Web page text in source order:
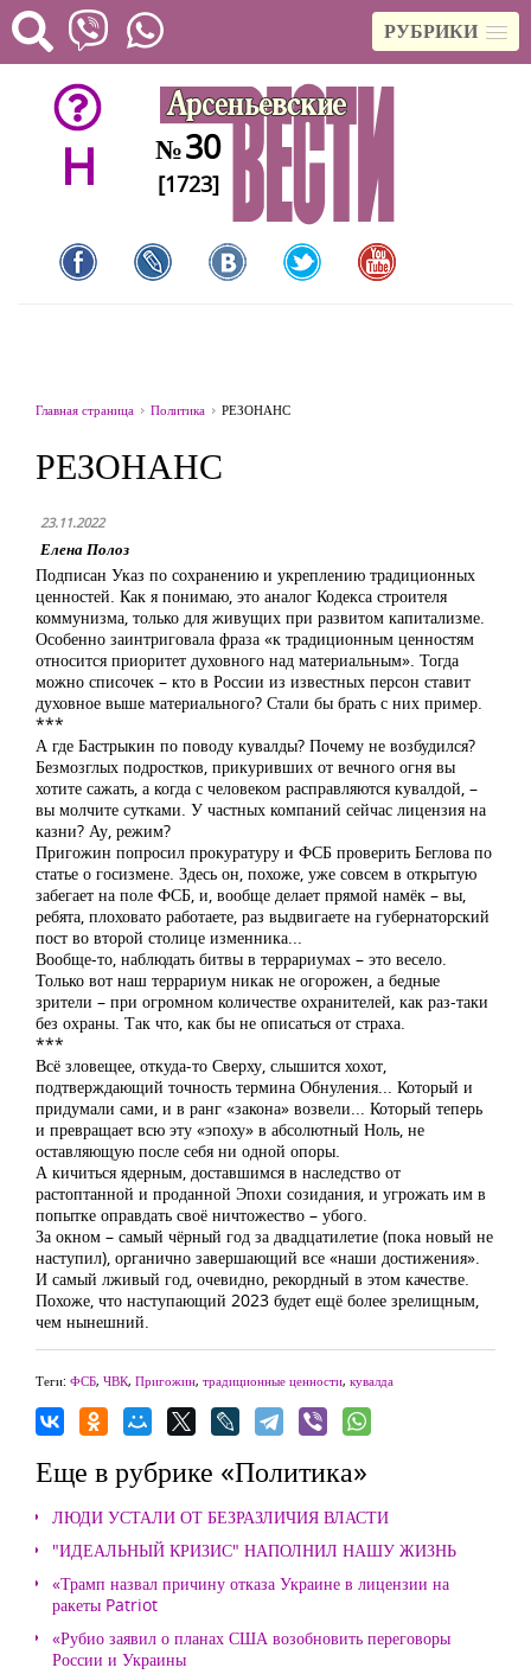
РУБРИКИ
H №30
[1723]
Главная страница Политика РЕЗОНАНС
РЕЗОНАНС
23.11.2022
Елена Полоз
Подписан Указ по сохранению и укреплению традиционных
ценностей. Как я понимаю, это аналог Кодекса строителя
коммунизма, только для живущих при развитом капитализме.
Особенно заинтриговала фраза «к традиционным ценностям
относится приоритет духовного над материальным». Тогда
можно списочек – кто в России из известных персон ставит
духовное выше материального? Стали бы брать с них пример.
***
А где Бастрыкин по поводу кувалды? Почему не возбудился?
Безмозглых подростков, прикуривших от вечного огня вы
хотите сажать, а когда с человеком расправляются кувалдой, –
вы молчите сутками. У частных компаний сейчас лицензия на
казни? Ау, режим?
Пригожин попросил прокуратуру и ФСБ проверить Беглова по
статье о госизмене. Здесь он, похоже, уже совсем в открытую
забегает на поле ФСБ, и, вообще делает прямой намёк – вы,
ребята, плоховато работаете, раз выдвигаете на губернаторский
пост во второй столице изменника...
Вообще-то, наблюдать битвы в террариумах – это весело.
Только вот наш террариум никак не огорожен, а бедные
зрители – при огромном количестве охранителей, как раз-таки
без охраны. Так что, как бы не описаться от страха.
***
Всё зловещее, откуда-то Сверху, слышится хохот,
подтверждающий точность термина Обнуления... Который и
придумали сами, и в ранг «закона» возвели... Который теперь
и превращает всю эту «эпоху» в абсолютный Ноль, не
оставляющую после себя ни одной опоры.
А кичиться ядерным, доставшимся в наследство от
растоптанной и проданной Эпохи созидания, и угрожать им в
попытке оправдать своё ничтожество – убого.
За окном – самый чёрный год за двадцатилетие (пока новый не
наступил), органично завершающий все «наши достижения».
И самый лживый год, очевидно, рекордный в этом качестве.
Похоже, что наступающий 2023 будет ещё более зрелищным,
чем нынешний.
Теги: ФСБ, ЧВК, Пригожин, традиционные ценности, кувалда
Еще в рубрике «Политика»
ЛЮДИ УСТАЛИ ОТ БЕЗРАЗЛИЧИЯ ВЛАСТИ
"ИДЕАЛЬНЫЙ КРИЗИС" НАПОЛНИЛ НАШУ ЖИЗНЬ
«Трамп назвал причину отказа Украине в лицензии на
ракеты Patriot
«Рубио заявил о планах США возобновить переговоры
России и Украины